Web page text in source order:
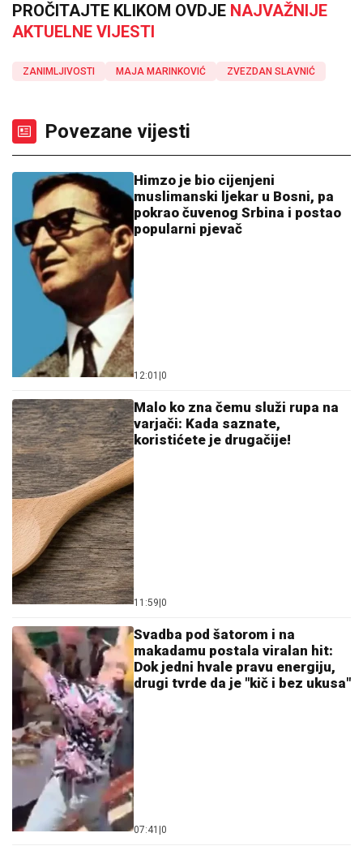
PROČITAJTE KLIKOM OVDJE NAJVAŽNIJE
AKTUELNE VIJESTI
ZANIMLJIVOSTI MAJA MARINKOVIĆ ZVEZDAN SLAVNIĆ
Povezane vijesti
Himzo je bio cijenjeni
muslimanski ljekar u Bosni, pa
pokrao čuvenog Srbina i postao
popularni pjevač
12:01 0
Malo ko zna čemu služi rupa na
varjači: Kada saznate,
koristićete je drugačije!
11:59 0
Svadba pod šatorom i na
makadamu postala viralan hit:
Dok jedni hvale pravu energiju,
drugi tvrde da je "kič i bez ukusa"
07:41 0